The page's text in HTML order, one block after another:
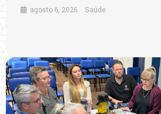
agosto 6, 2026 Saúde